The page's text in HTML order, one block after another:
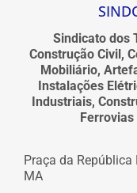
Sindicato dos
Construção Civil,
Mobiliário,
Instalações
Industriais,
Praça da
MA